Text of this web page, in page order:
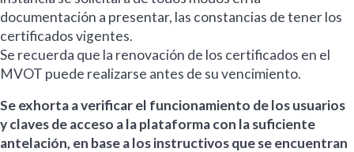
documentación a presentar, las constancias de tener los
certificados vigentes.
Se recuerda que la renovación de los certificados en el
MVOT puede realizarse antes de su vencimiento.
Se exhorta a verificar el funcionamiento de los usuarios
y claves de acceso a la plataforma con la suficiente
antelación, en base a los instructivos que se encuentran